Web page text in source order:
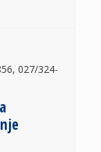
027/324-